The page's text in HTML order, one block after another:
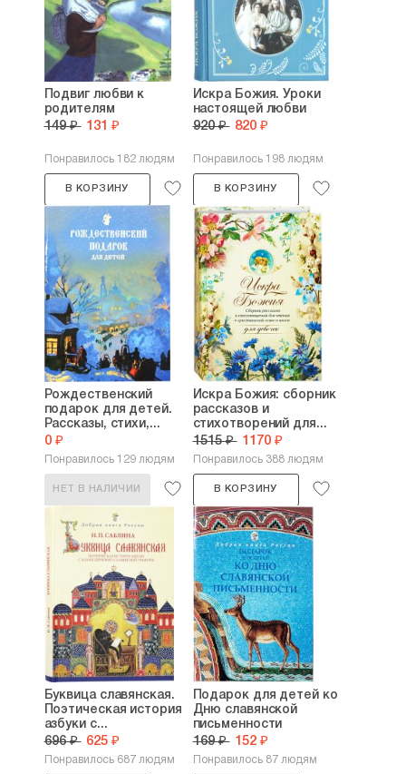
Подвиг любви к
родителям
149 ₽ 131 ₽
Понравилось 182 людям
В КОРЗИНУ
Искра Божия. Уроки
настоящей любви
920 ₽ 820 ₽
Понравилось 198 людям
В КОРЗИНУ
Рождественский
подарок для детей.
Рассказы, стихи,...
0 ₽
Понравилось 129 людям
НЕТ В НАЛИЧИИ
Искра Божия: сборник
рассказов и
стихотворений для...
1515 ₽ 1170 ₽
Понравилось 388 людям
В КОРЗИНУ
Буквица славянская.
Поэтическая история
азбуки с...
696 ₽ 625 ₽
Понравилось 687 людям
Подарок для детей ко
Дню славянской
письменности
169 ₽ 152 ₽
Понравилось 87 людям